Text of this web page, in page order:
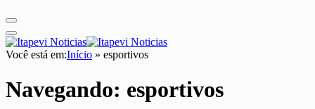
Você está em:Início » esportivos
Navegando: esportivos